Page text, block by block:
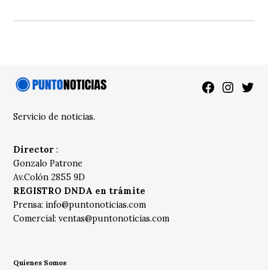
Facebook
Servicio de noticias.
Director :
Gonzalo Patrone
Av.Colón 2855 9D
REGISTRO DNDA en trámite
Prensa: info@puntonoticias.com
Comercial:ventas@puntonoticias.com
Quienes Somos